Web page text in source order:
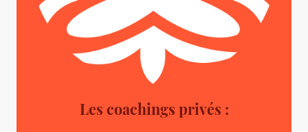
Les coachings privés :